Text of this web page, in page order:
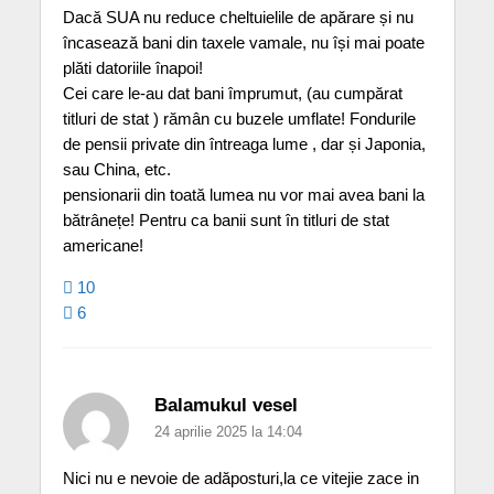
Dacă SUA nu reduce cheltuielile de apărare și nu
încasează bani din taxele vamale, nu își mai poate
plăti datoriile înapoi!
Cei care le-au dat bani împrumut, (au cumpărat
titluri de stat ) rămân cu buzele umflate! Fondurile
de pensii private din întreaga lume , dar și Japonia,
sau China, etc.
pensionarii din toată lumea nu vor mai avea bani la
bătrânețe! Pentru ca banii sunt în titluri de stat
americane!
10
6
Balamukul vesel
24 aprilie 2025 la 14:04
Nici nu e nevoie de adăposturi,la ce vitejie zace in